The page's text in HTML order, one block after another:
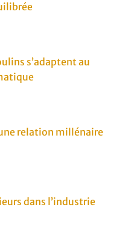
s’adaptent au
relation millénaire
dans l’industrie